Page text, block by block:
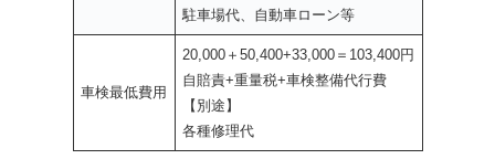
駐車場代、自動車ローン等
車検最低費用
20,000＋50,400+33,000＝103,400円
自賠責+重量税+車検整備代行費
【別途】
各種修理代